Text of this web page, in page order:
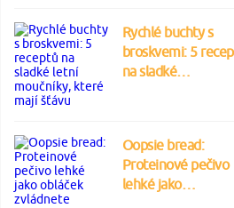
Rychlé buchty s
broskvemi: 5
na sladké…
Oopsie bread:
Proteinové pečivo
lehké jako…